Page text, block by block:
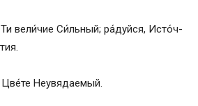
ве­ли́­чие Си́ль­ный; ра́­дуй­ся, Ис­то́ч­
Не­увя­да­емый.